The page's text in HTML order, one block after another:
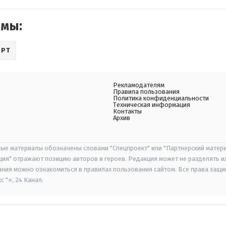
Рекламодателям
Правила пользования
Политика конфиденциальности
Техническая информация
Контакты
Архив
материалы обозначены словами "Спецпроект" или "Партнерский
отражают позицию авторов и героев. Редакция может не разделять
можно ознакомиться в правилах пользования сайтом. Все права
"», 24 Канал.